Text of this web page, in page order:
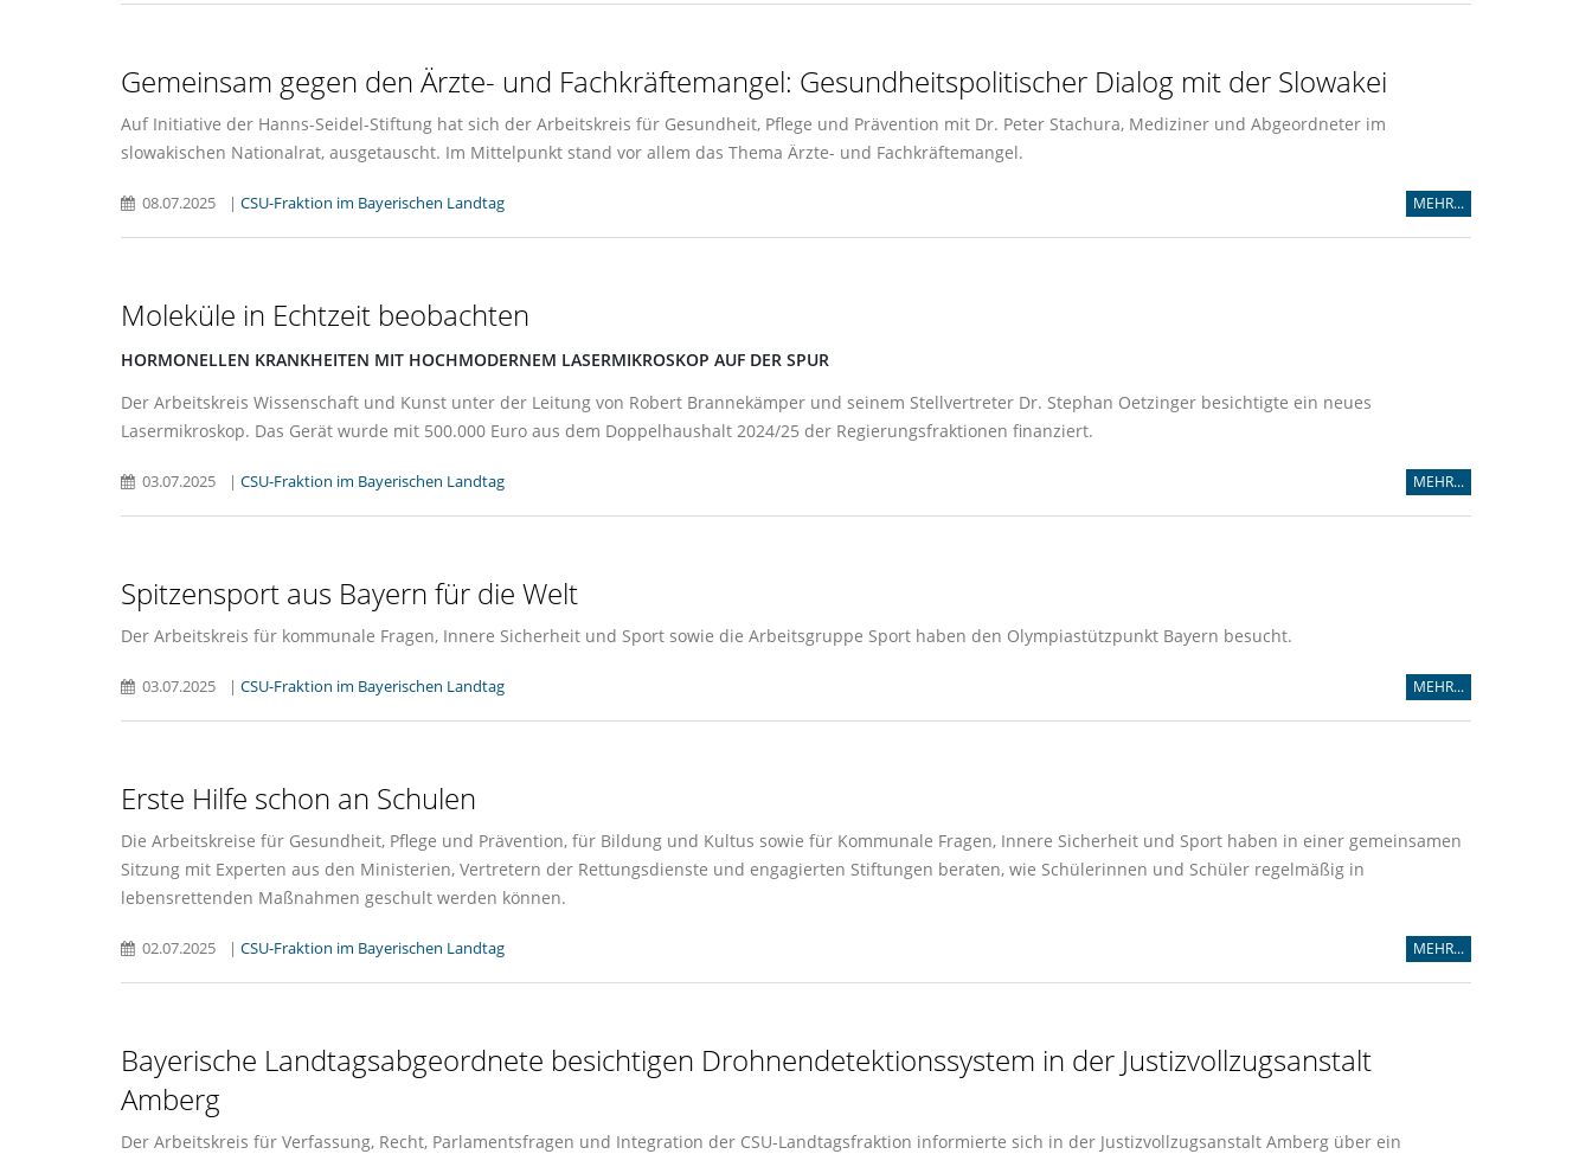
Gemeinsam gegen den Ärzte- und Fachkräftemangel: Gesundheitspolitischer Dialog mit der Slowakei
Auf Initiative der Hanns-Seidel-Stiftung hat sich der Arbeitskreis für Gesundheit, Pflege und Prävention mit Dr. Peter Stachura, Mediziner und Abgeordneter im
slowakischen Nationalrat, ausgetauscht. Im Mittelpunkt stand vor allem das Thema Ärzte- und Fachkräftemangel.
08.07.2025 | CSU-Fraktion im Bayerischen Landtag MEHR...
Moleküle in Echtzeit beobachten
HORMONELLEN KRANKHEITEN MIT HOCHMODERNEM LASERMIKROSKOP AUF DER SPUR
Der Arbeitskreis Wissenschaft und Kunst unter der Leitung von Robert Brannekämper und seinem Stellvertreter Dr. Stephan Oetzinger besichtigte ein neues
Lasermikroskop. Das Gerät wurde mit 500.000 Euro aus dem Doppelhaushalt 2024/25 der Regierungsfraktionen finanziert.
03.07.2025 | CSU-Fraktion im Bayerischen Landtag MEHR...
Spitzensport aus Bayern für die Welt
Der Arbeitskreis für kommunale Fragen, Innere Sicherheit und Sport sowie die Arbeitsgruppe Sport haben den Olympiastützpunkt Bayern besucht.
03.07.2025 | CSU-Fraktion im Bayerischen Landtag MEHR...
Erste Hilfe schon an Schulen
Die Arbeitskreise für Gesundheit, Pflege und Prävention, für Bildung und Kultus sowie für Kommunale Fragen, Innere Sicherheit und Sport haben in einer gemeinsamen
Sitzung mit Experten aus den Ministerien, Vertretern der Rettungsdienste und engagierten Stiftungen beraten, wie Schülerinnen und Schüler regelmäßig in
lebensrettenden Maßnahmen geschult werden können.
02.07.2025 | CSU-Fraktion im Bayerischen Landtag MEHR...
Bayerische Landtagsabgeordnete besichtigen Drohnendetektionssystem in der Justizvollzugsanstalt
Amberg
Der Arbeitskreis für Verfassung, Recht, Parlamentsfragen und Integration der CSU-Landtagsfraktion informierte sich in der Justizvollzugsanstalt Amberg über ein